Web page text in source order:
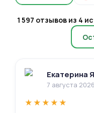
1 597 отзывов из 4
Екатерина
7 августа 2026
★★★★★